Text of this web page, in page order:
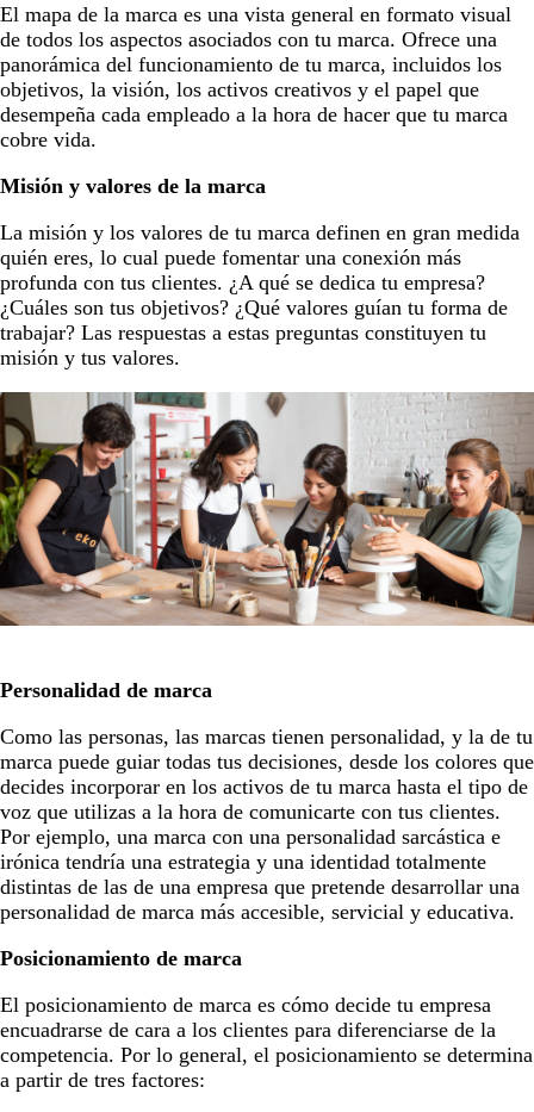
El mapa de la marca es una vista general en formato visual
de todos los aspectos asociados con tu marca. Ofrece una
panorámica del funcionamiento de tu marca, incluidos los
objetivos, la visión, los activos creativos y el papel que
desempeña cada empleado a la hora de hacer que tu marca
cobre vida.
Misión y valores de la marca
La misión y los valores de tu marca definen en gran medida
quién eres, lo cual puede fomentar una conexión más
profunda con tus clientes. ¿A qué se dedica tu empresa?
¿Cuáles son tus objetivos? ¿Qué valores guían tu forma de
trabajar? Las respuestas a estas preguntas constituyen tu
misión y tus valores.
Personalidad de marca
Como las personas, las marcas tienen personalidad, y la de tu
marca puede guiar todas tus decisiones, desde los colores que
decides incorporar en los activos de tu marca hasta el tipo de
voz que utilizas a la hora de comunicarte con tus clientes.
Por ejemplo, una marca con una personalidad sarcástica e
irónica tendría una estrategia y una identidad totalmente
distintas de las de una empresa que pretende desarrollar una
personalidad de marca más accesible, servicial y educativa.
Posicionamiento de marca
El posicionamiento de marca es cómo decide tu empresa
encuadrarse de cara a los clientes para diferenciarse de la
competencia. Por lo general, el posicionamiento se determina
a partir de tres factores: